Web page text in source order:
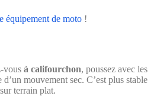
équipement de moto !
vous à califourchon, poussez avec les
mouvement sec. C’est plus stable
terrain plat.